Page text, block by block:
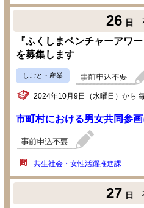
26 日
『ふくしまベンチャーアワ
を募集します
しごと・産業
2024年10月9日（水曜日）から
市町村における男女共同参
共生社会・女性活躍推進課
27 日